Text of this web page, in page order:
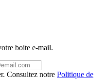
boite e-mail.
Consultez notre Politique de